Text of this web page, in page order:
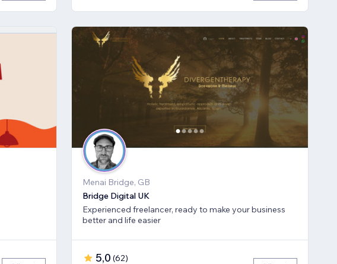
Menai Bridge, GB
Bridge Digital UK
Experienced freelancer, ready to make your business
better and life easier
5,0 (62)